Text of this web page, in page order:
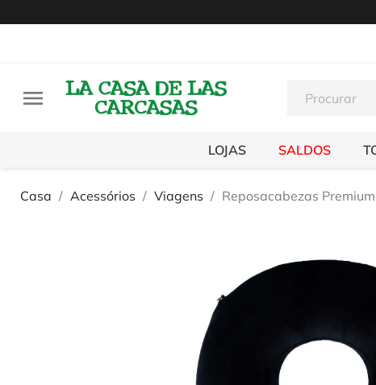

LOJAS SALDOS
Casa Acessórios Viagens Reposacabezas